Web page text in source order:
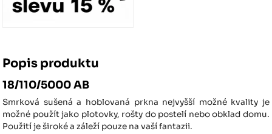
Popis produktu
18/110/5000 AB
Smrková sušená a hoblovaná prkna nejvyšší možné kvality je
možné použít jako plotovky, rošty do postelí nebo obklad domu.
Použití je široké a záleží pouze na vaší fantazii.